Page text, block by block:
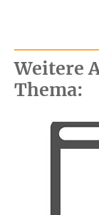
Weitere
Thema: